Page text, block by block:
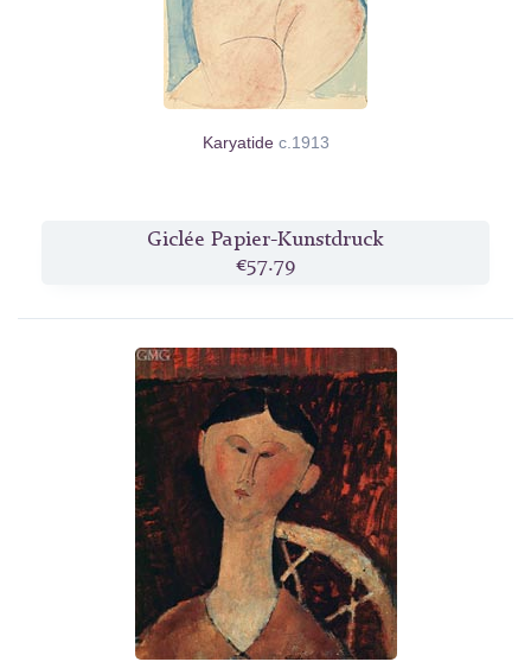
Karyatide c.1913
Giclée Papier-Kunstdruck
€57.79